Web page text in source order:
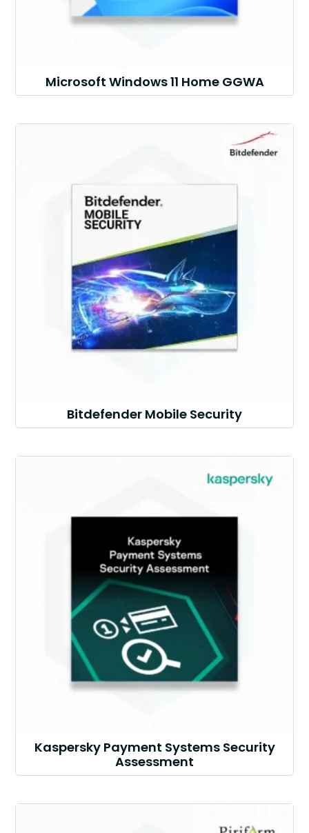
Microsoft Windows 11 Home GGWA
Bitdefender Mobile Security
Kaspersky Payment Systems Security
Assessment